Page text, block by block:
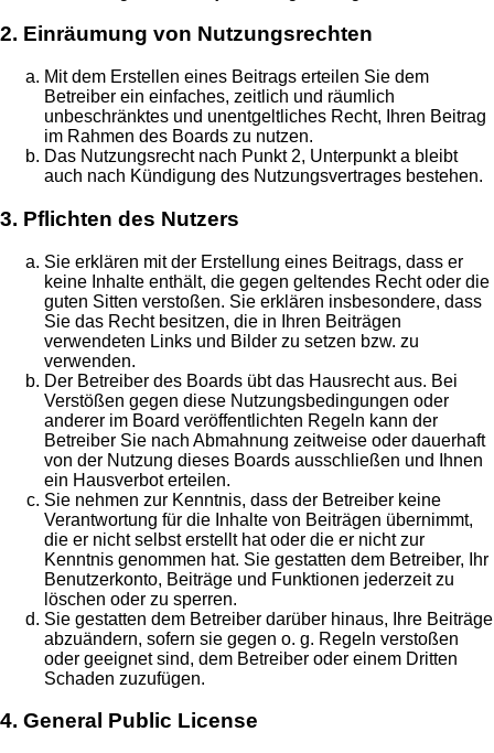
2. Einräumung von Nutzungsrechten
Mit dem Erstellen eines Beitrags erteilen Sie dem
Betreiber ein einfaches, zeitlich und räumlich
unbeschränktes und unentgeltliches Recht, Ihren Beitrag
im Rahmen des Boards zu nutzen.
Das Nutzungsrecht nach Punkt 2, Unterpunkt a bleibt
auch nach Kündigung des Nutzungsvertrages bestehen.
3. Pflichten des Nutzers
Sie erklären mit der Erstellung eines Beitrags, dass er
keine Inhalte enthält, die gegen geltendes Recht oder die
guten Sitten verstoßen. Sie erklären insbesondere, dass
Sie das Recht besitzen, die in Ihren Beiträgen
verwendeten Links und Bilder zu setzen bzw. zu
verwenden.
Der Betreiber des Boards übt das Hausrecht aus. Bei
Verstößen gegen diese Nutzungsbedingungen oder
anderer im Board veröffentlichten Regeln kann der
Betreiber Sie nach Abmahnung zeitweise oder dauerhaft
von der Nutzung dieses Boards ausschließen und Ihnen
ein Hausverbot erteilen.
Sie nehmen zur Kenntnis, dass der Betreiber keine
Verantwortung für die Inhalte von Beiträgen übernimmt,
die er nicht selbst erstellt hat oder die er nicht zur
Kenntnis genommen hat. Sie gestatten dem Betreiber, Ihr
Benutzerkonto, Beiträge und Funktionen jederzeit zu
löschen oder zu sperren.
Sie gestatten dem Betreiber darüber hinaus, Ihre Beiträge
abzuändern, sofern sie gegen o. g. Regeln verstoßen
oder geeignet sind, dem Betreiber oder einem Dritten
Schaden zuzufügen.
4. General Public License